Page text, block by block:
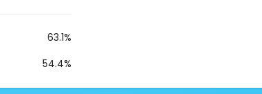
63.1%
54.4%